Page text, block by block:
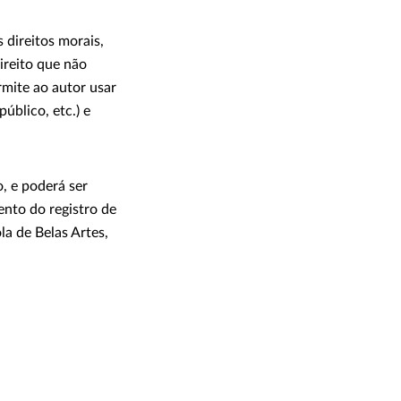
direitos morais,
que não
ao autor usar
etc.) e
e poderá ser
do registro de
de Belas Artes,